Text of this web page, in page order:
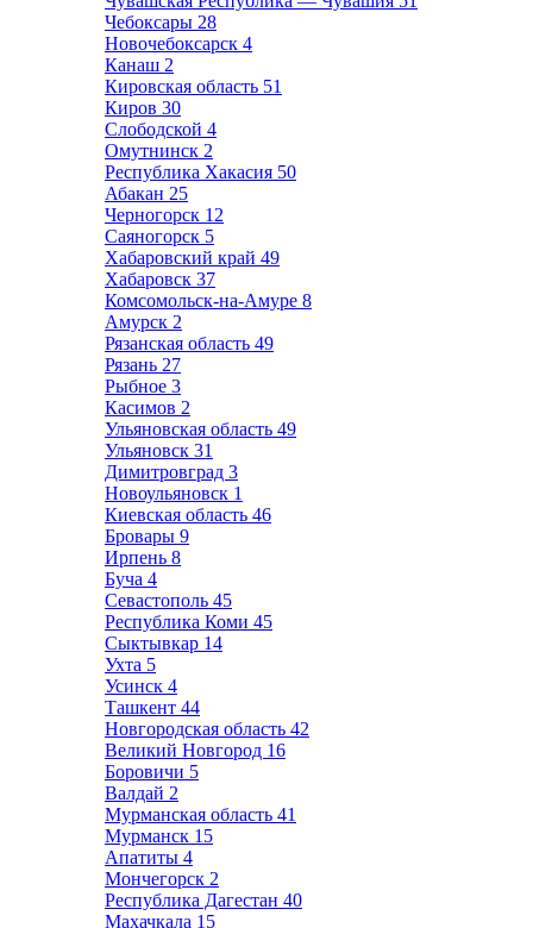
Чебоксары 28
Новочебоксарск 4
Канаш 2
Кировская область 51
Киров 30
Слободской 4
Омутнинск 2
Республика Хакасия 50
Абакан 25
Черногорск 12
Саяногорск 5
Хабаровский край 49
Хабаровск 37
Комсомольск-на-Амуре 8
Амурск 2
Рязанская область 49
Рязань 27
Рыбное 3
Касимов 2
Ульяновская область 49
Ульяновск 31
Димитровград 3
Новоульяновск 1
Киевская область 46
Бровары 9
Ирпень 8
Буча 4
Севастополь 45
Республика Коми 45
Сыктывкар 14
Ухта 5
Усинск 4
Ташкент 44
Новгородская область 42
Великий Новгород 16
Боровичи 5
Валдай 2
Мурманская область 41
Мурманск 15
Апатиты 4
Мончегорск 2
Республика Дагестан 40
Махачкала 15